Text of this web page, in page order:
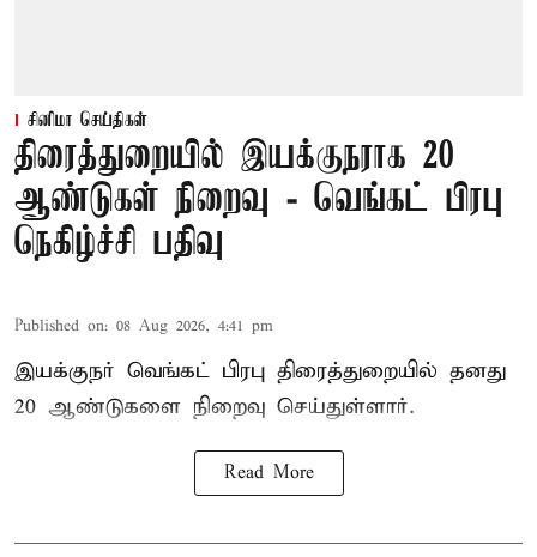
சினிமா செய்திகள்
திரைத்துறையில் இயக்குநராக 20
ஆண்டுகள் நிறைவு - வெங்கட் பிரபு
நெகிழ்ச்சி பதிவு
Published on: 08 Aug 2026, 4:41 pm
இயக்குநர் வெங்கட் பிரபு திரைத்துறையில் தனது
20 ஆண்டுகளை நிறைவு செய்துள்ளார்.
Read More